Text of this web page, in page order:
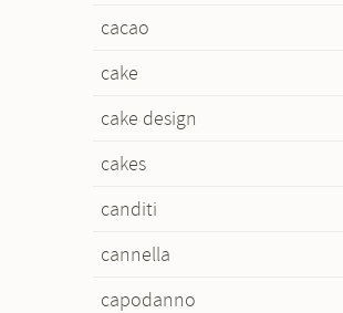
cacao
cake
cake design
cakes
canditi
cannella
capodanno